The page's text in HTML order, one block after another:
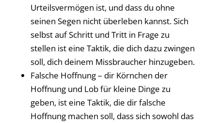
Urteilsvermögen ist, und dass du ohne
seinen Segen nicht überleben kannst. Sich
selbst auf Schritt und Tritt in Frage zu
stellen ist eine Taktik, die dich dazu zwingen
soll, dich deinem Missbraucher hinzugeben.
Falsche Hoffnung – dir Körnchen der
Hoffnung und Lob für kleine Dinge zu
geben, ist eine Taktik, die dir falsche
Hoffnung machen soll, dass sich sowohl das